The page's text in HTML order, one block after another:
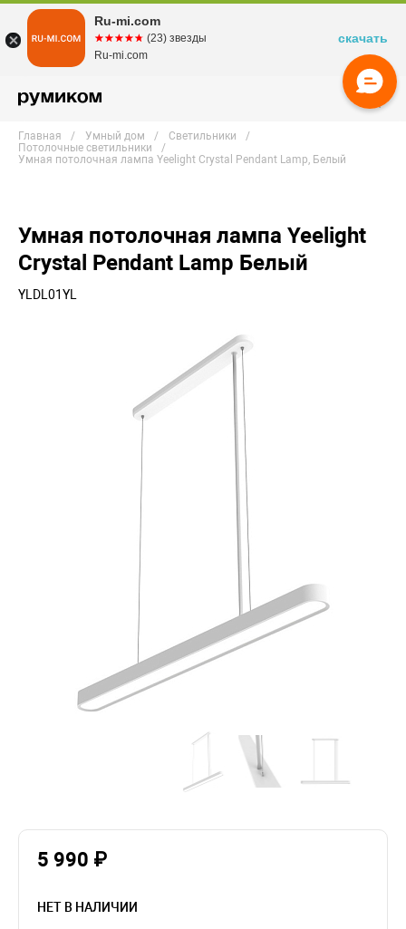
Главная Умный дом
Светильники
Потолочные светильники
Умная потолочная лампа Yeelight Crystal Pendant Lamp, Белый
Умная потолочная лампа Yeelight
Crystal Pendant Lamp Белый
YLDL01YL
5 990 ₽
НЕТ В НАЛИЧИИ
Ru-mi.com
☆☆☆☆☆
★★★★★ (23) звезды
Ru-mi.com
скачать